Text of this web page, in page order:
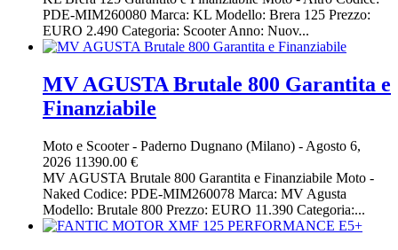
PDE-MIM260080 Marca: KL Modello: Brera 125 Prezzo:
EURO 2.490 Categoria: Scooter Anno: Nuov...
MV AGUSTA Brutale 800 Garantita e
Finanziabile
Moto e Scooter- Paderno Dugnano (Milano) - Agosto 6,
2026 11390.00 €
MV AGUSTA Brutale 800 Garantita e Finanziabile Moto -
Naked Codice: PDE-MIM260078 Marca: MV Agusta
Modello: Brutale 800 Prezzo: EURO 11.390 Categoria:...